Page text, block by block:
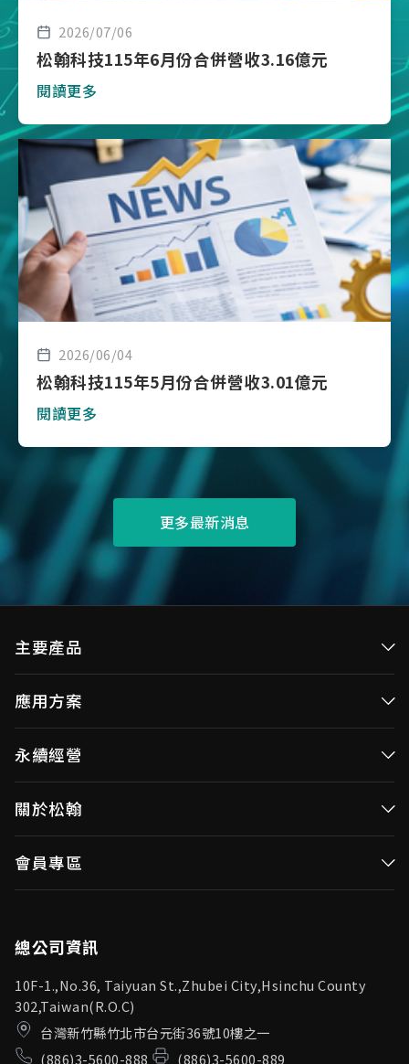
2026/07/06
松翰科技115年6月份合併營收3.16億元
閱讀更多
2026/06/04
松翰科技115年5月份合併營收3.01億元
閱讀更多
更多最新消息
主要產品
視訊/影像控制器
無線視頻傳輸
OID產品(Optical ID)
應用方案
視訊／影像控制器
無線視頻傳輸
永續經營
投資人專區
利害關係人
關於松翰
會員專區
總公司資訊
10F-1.,No.36, Taiyuan St.,Zhubei City,Hsinchu County
302,Taiwan(R.O.C)
台灣新竹縣竹北市台元街36號10樓之一
(886)3-5600-888
(886)3-5600-889